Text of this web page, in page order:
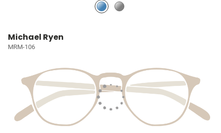
Michael Ryen
MRM-106